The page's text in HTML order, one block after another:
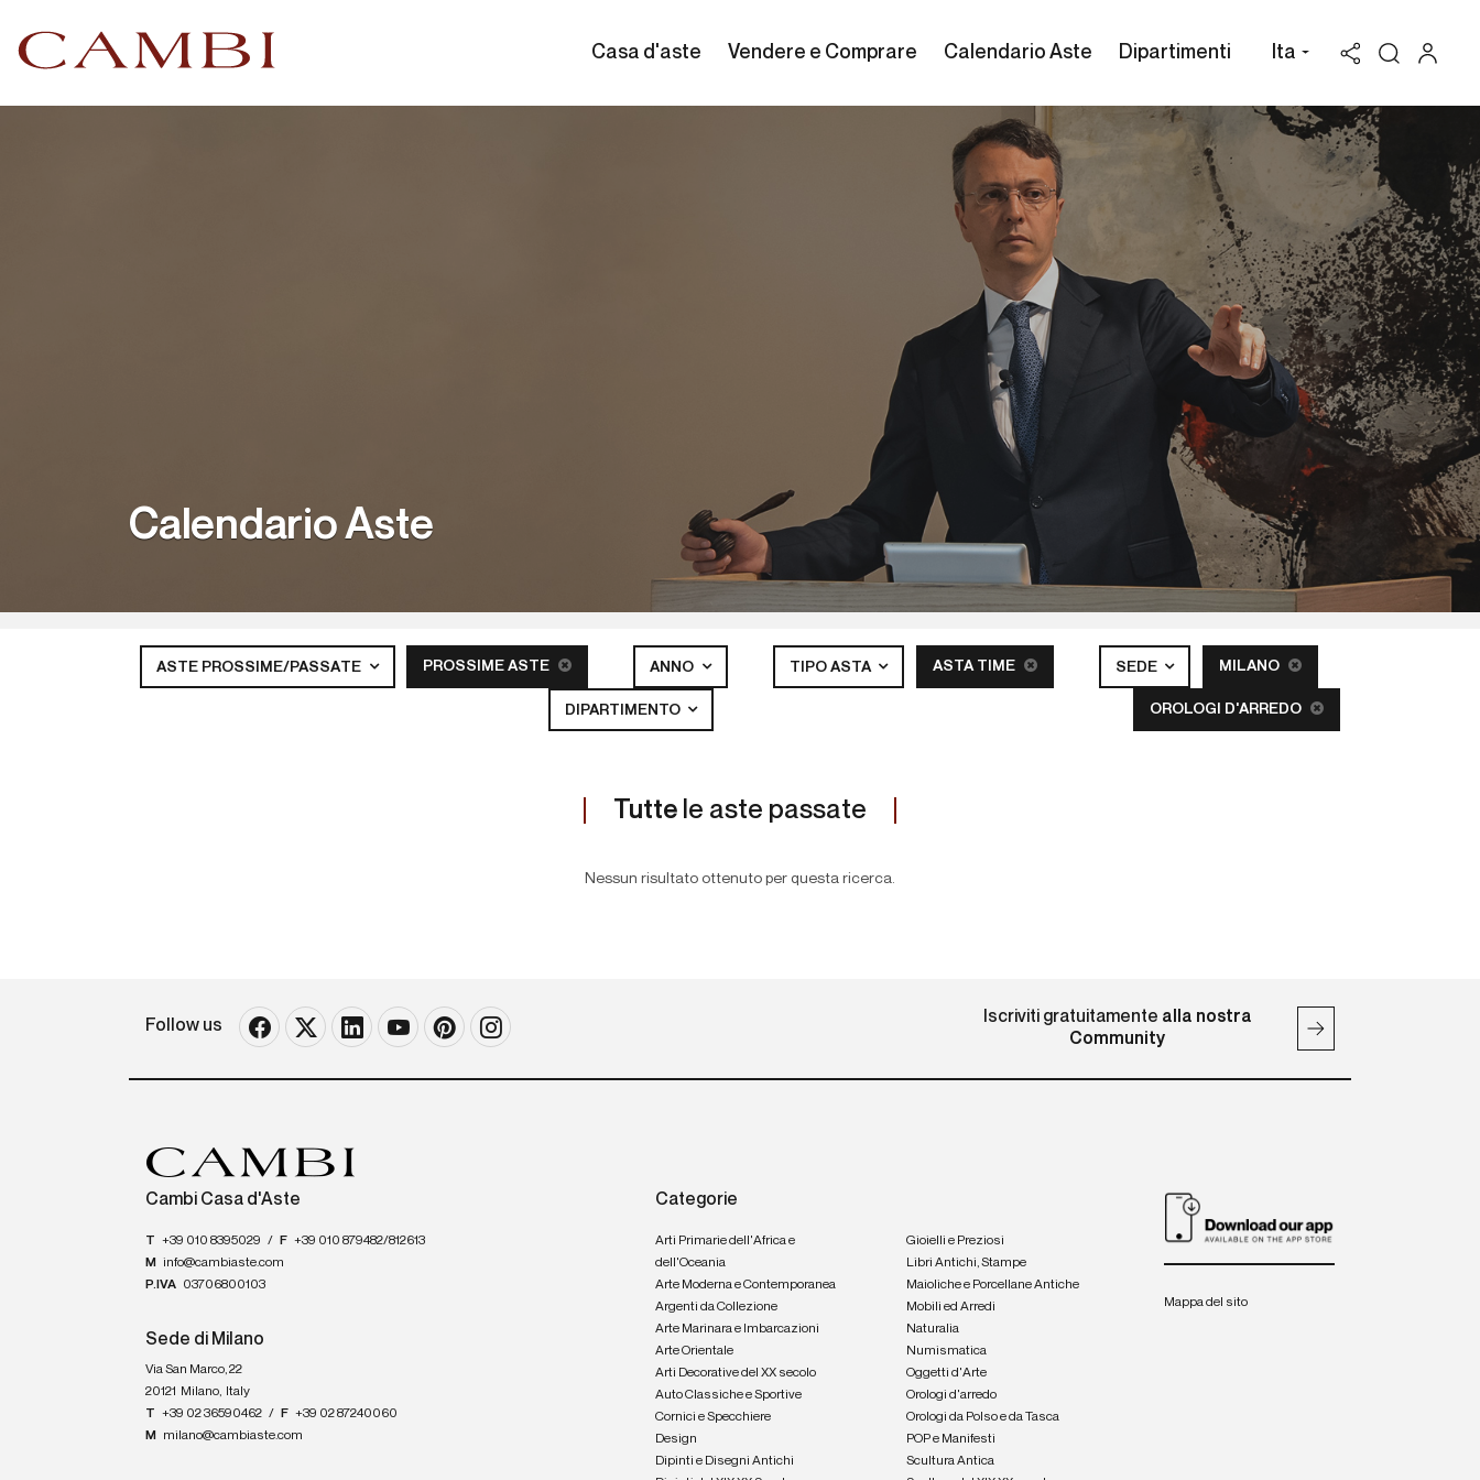
Casa d'aste Vendere e Comprare Calendario Aste Dipartimenti Ita
Calendario Aste
ASTE PROSSIME/PASSATE PROSSIME ASTE ANNO TIPO ASTA ASTA TIME SEDE MILANO
DIPARTIMENTO OROLOGI D'ARREDO
Tutte le aste passate
Nessun risultato ottenuto per questa ricerca.
Follow us Iscriviti gratuitamente alla nostra
Community
Cambi Casa d'Aste
T +39 010 8395029 / F +39 010 879482/812613
M
info@cambiaste.com
P.IVA 03706800103
Sede di Milano
Via San Marco, 22
20121
Milano, Italy
T +39 02 36590462 / F +39 02 87240060
M
milano@cambiaste.com
Categorie
Arti Primarie dell'Africa e
dell'Oceania
Arte Moderna e Contemporanea
Argenti da Collezione
Arte Marinara e Imbarcazioni
Arte Orientale
Arti Decorative del XX secolo
Auto Classiche e Sportive
Cornici e Specchiere
Design
Dipinti e Disegni Antichi
Gioielli e Preziosi
Libri Antichi, Stampe
Maioliche e Porcellane Antiche
Mobili ed Arredi
Naturalia
Numismatica
Oggetti d'Arte
Orologi d'arredo
Orologi da Polso e da Tasca
POP e Manifesti
Scultura Antica
Mappa del sito